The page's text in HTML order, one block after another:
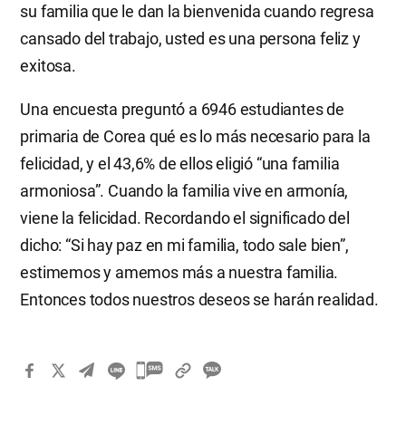
su familia que le dan la bienvenida cuando regresa
cansado del trabajo, usted es una persona feliz y
exitosa.
Una encuesta preguntó a 6946 estudiantes de
primaria de Corea qué es lo más necesario para la
felicidad, y el 43,6% de ellos eligió “una familia
armoniosa”. Cuando la familia vive en armonía,
viene la felicidad. Recordando el significado del
dicho: “Si hay paz en mi familia, todo sale bien”,
estimemos y amemos más a nuestra familia.
Entonces todos nuestros deseos se harán realidad.
카